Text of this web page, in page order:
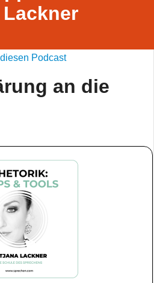
Podcast
an die